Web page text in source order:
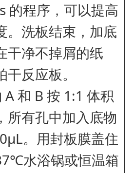
的程序，可以提高
。洗板结束，加底
干净不掉屑的纸
反应板。
和 B 按 1:1 体积
所有孔中加入底物
。用封板膜盖住
水浴锅或恒温箱